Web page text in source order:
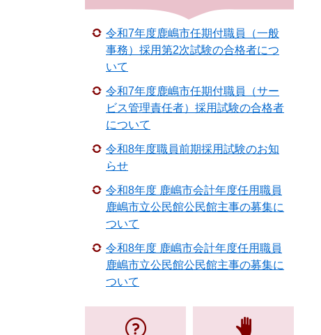
令和7年度鹿嶋市任期付職員（一般
事務）採用第2次試験の合格者につ
いて
令和7年度鹿嶋市任期付職員（サー
ビス管理責任者）採用試験の合格者
について
令和8年度職員前期採用試験のお知
らせ
令和8年度 鹿嶋市会計年度任用職員
鹿嶋市立公民館公民館主事の募集に
ついて
令和8年度 鹿嶋市会計年度任用職員
鹿嶋市立公民館公民館主事の募集に
ついて